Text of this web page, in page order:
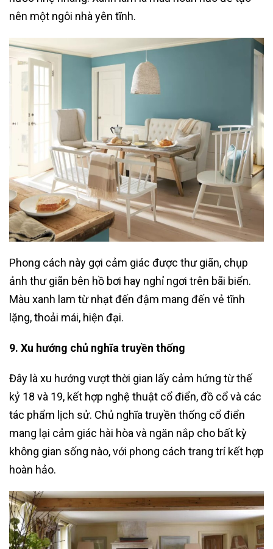
nên một ngôi nhà yên tĩnh.
Phong cách này gợi cảm giác được thư giãn, chụp
ảnh thư giãn bên hồ bơi hay nghỉ ngơi trên bãi biển.
Màu xanh lam từ nhạt đến đậm mang đến vẻ tĩnh
lặng, thoải mái, hiện đại.
9. Xu hướng chủ nghĩa truyền thống
Đây là xu hướng vượt thời gian lấy cảm hứng từ thế
kỷ 18 và 19, kết hợp nghệ thuật cổ điển, đồ cổ và các
tác phẩm lịch sử. Chủ nghĩa truyền thống cổ điển
mang lại cảm giác hài hòa và ngăn nắp cho bất kỳ
không gian sống nào, với phong cách trang trí kết hợp
hoàn hảo.